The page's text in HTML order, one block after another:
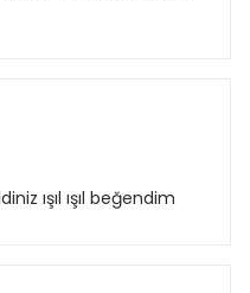
ışıl ışıl beğendim